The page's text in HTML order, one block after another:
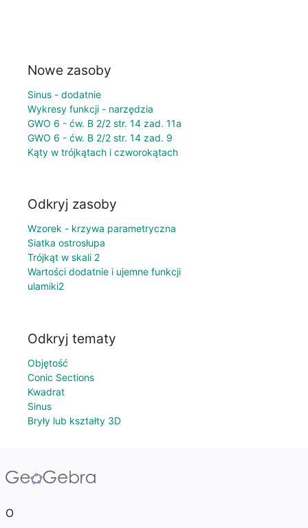
Nowe zasoby
Sinus - dodatnie
Wykresy funkcji - narzędzia
GWO 6 - ćw. B 2/2 str. 14 zad. 11a
GWO 6 - ćw. B 2/2 str. 14 zad. 9
Kąty w trójkątach i czworokątach
Odkryj zasoby
Wzorek - krzywa parametryczna
Siatka ostrosłupa
Trójkąt w skali 2
Wartości dodatnie i ujemne funkcji
ulamiki2
Odkryj tematy
Objętość
Conic Sections
Kwadrat
Sinus
Bryły lub kształty 3D
O